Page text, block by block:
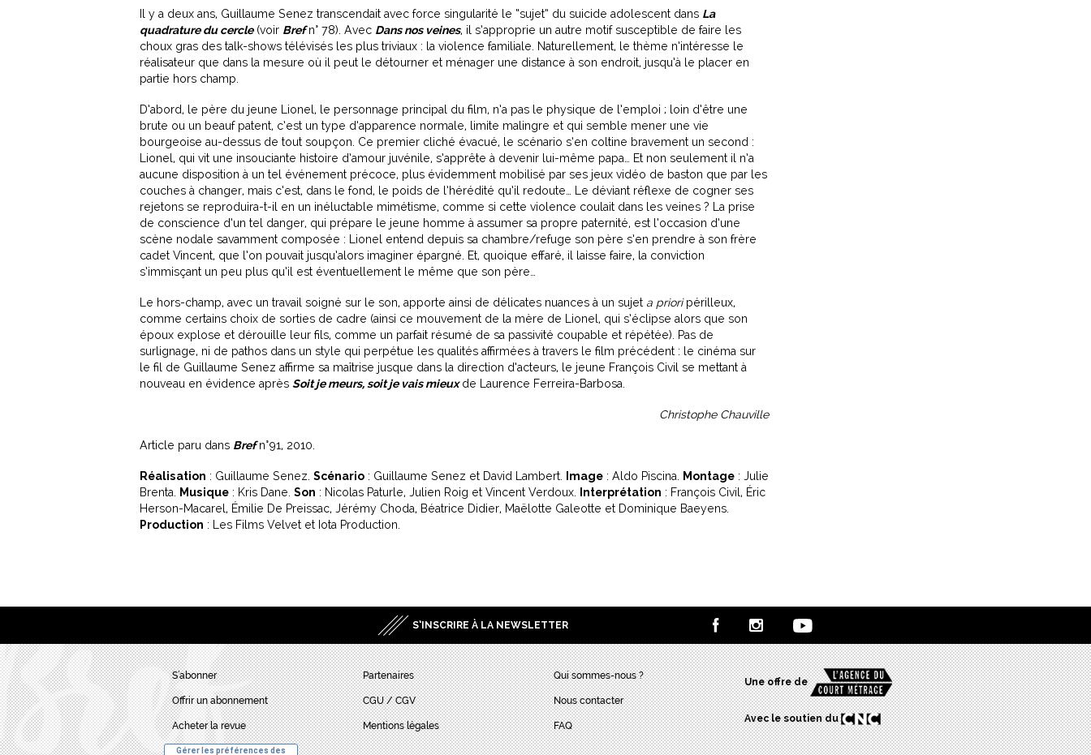
Il y a deux ans, Guillaume Senez transcendait avec force singularité le “sujet” du suicide adolescent dans La
quadrature du cercle(voir Brefn° 78). Avec Dans nos veines, il s’approprie un autre motif susceptible de faire les
choux gras des talk-shows télévisés les plus triviaux : la violence familiale. Naturellement, le thème n’intéresse le
réalisateur que dans la mesure où il peut le détourner et ménager une distance à son endroit, jusqu’à le placer en
partie hors champ.
D’abord, le père du jeune Lionel, le personnage principal du film, n’a pas le physique de l’emploi ; loin d’être une
brute ou un beauf patent, c’est un type d’apparence normale, limite malingre et qui semble mener une vie
bourgeoise au-dessus de tout soupçon. Ce premier cliché évacué, le scénario s’en coltine bravement un second :
Lionel, qui vit une insouciante histoire d’amour juvénile, s’apprête à devenir lui-même papa… Et non seulement il n’a
aucune disposition à un tel événement précoce, plus évidemment mobilisé par ses jeux vidéo de baston que par les
couches à changer, mais c’est, dans le fond, le poids de l’hérédité qu’il redoute… Le déviant réflexe de cogner ses
rejetons se reproduira-t-il en un inéluctable mimétisme, comme si cette violence coulait dans les veines ? La prise
de conscience d’un tel danger, qui prépare le jeune homme à assumer sa propre paternité, est l’occasion d’une
scène nodale savamment composée : Lionel entend depuis sa chambre/refuge son père s’en prendre à son frère
cadet Vincent, que l’on pouvait jusqu’alors imaginer épargné. Et, quoique effaré, il laisse faire, la conviction
s’immisçant un peu plus qu’il est éventuellement le même que son père…
Le hors-champ, avec un travail soigné sur le son, apporte ainsi de délicates nuances à un sujet a prioripérilleux,
comme certains choix de sorties de cadre (ainsi ce mouvement de la mère de Lionel, qui s’éclipse alors que son
époux explose et dérouille leur fils, comme un parfait résumé de sa passivité coupable et répétée). Pas de
surlignage, ni de pathos dans un style qui perpétue les qualités affirmées à travers le film précédent : le cinéma sur
le fil de Guillaume Senez affirme sa maîtrise jusque dans la direction d’acteurs, le jeune François Civil se mettant à
nouveau en évidence après Soit je meurs, soit je vais mieuxde Laurence Ferreira-Barbosa.
Christophe Chauville
Article paru dans Brefn°91, 2010.
Réalisation : Guillaume Senez. Scénario : Guillaume Senez et David Lambert. Image : Aldo Piscina. Montage : Julie
Brenta.
Musique : Kris Dane. Son : Nicolas Paturle, Julien Roig et Vincent Verdoux. Interprétation : François Civil, Éric
Herson-Macarel, Émilie De Preissac, Jérémy Choda, Béatrice Didier, Maëlotte Galeotte et Dominique Baeyens.
Production : Les Films Velvet et Iota Production.
S’INSCRIRE À LA NEWSLETTER
S’abonner
Offrir un abonnement
Acheter la revue
Partenaires
CGU / CGV
Mentions légales
Qui sommes-nous ?
Nous contacter
FAQ
Une offre de
Avec le soutien du
Gérer les préférences des